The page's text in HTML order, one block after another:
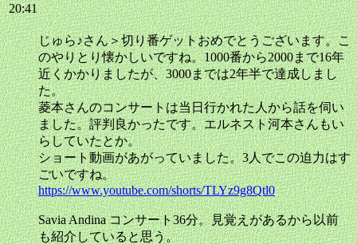
20:41
じゅら♪さん＞切り番ゲットおめでとうございます。こ
のやりとり懐かしいですね。1000番から2000まで16年
近くかかりましたが、3000までは2年半で達成しまし
た。
菱本さんのコンサートは当日行かれた人から話を伺い
ました。評判良かったです。エルネスト河本さんもい
らしていたとか。
ショート動画があがっていました。3人でこの迫力はす
ごいですね。
https://www.youtube.com/shorts/TLYz9g8Qtl0
Savia Andina コンサート36分。見覚えがあるから以前
も紹介していると思う。